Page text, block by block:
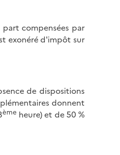
compensées par
exonéré d'impôt sur
de dispositions
donnent
ème heure) et de 50 %